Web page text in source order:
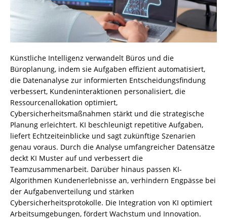
Künstliche Intelligenz verwandelt Büros und die
Büroplanung, indem sie Aufgaben effizient automatisiert,
die Datenanalyse zur informierten Entscheidungsfindung
verbessert, Kundeninteraktionen personalisiert, die
Ressourcenallokation optimiert,
Cybersicherheitsmaßnahmen stärkt und die strategische
Planung erleichtert. KI beschleunigt repetitive Aufgaben,
liefert Echtzeiteinblicke und sagt zukünftige Szenarien
genau voraus. Durch die Analyse umfangreicher Datensätze
deckt KI Muster auf und verbessert die
Teamzusammenarbeit. Darüber hinaus passen KI-
Algorithmen Kundenerlebnisse an, verhindern Engpässe bei
der Aufgabenverteilung und stärken
Cybersicherheitsprotokolle. Die Integration von KI optimiert
Arbeitsumgebungen, fördert Wachstum und Innovation.